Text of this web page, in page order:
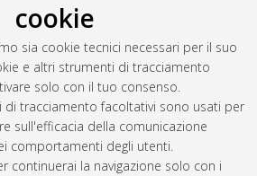
cookie
sia cookie tecnici necessari per il suo
e altri strumenti di tracciamento
solo con il tuo consenso.
di tracciamento facoltativi sono usati per
sull'efficacia della comunicazione
comportamenti degli utenti.
continuerai la navigazione solo con i
del documento: